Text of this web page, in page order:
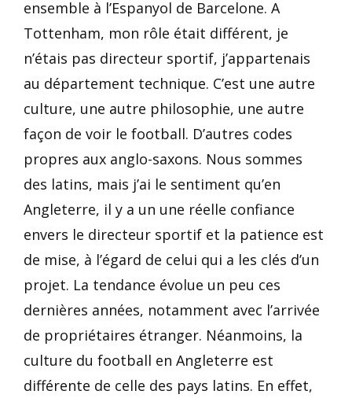
ensemble à l’Espanyol de Barcelone. A
Tottenham, mon rôle était différent, je
n’étais pas directeur sportif, j’appartenais
au département technique. C’est une autre
culture, une autre philosophie, une autre
façon de voir le football. D’autres codes
propres aux anglo-saxons. Nous sommes
des latins, mais j’ai le sentiment qu’en
Angleterre, il y a un une réelle confiance
envers le directeur sportif et la patience est
de mise, à l’égard de celui qui a les clés d’un
projet. La tendance évolue un peu ces
dernières années, notamment avec l’arrivée
de propriétaires étranger. Néanmoins, la
culture du football en Angleterre est
différente de celle des pays latins. En effet,